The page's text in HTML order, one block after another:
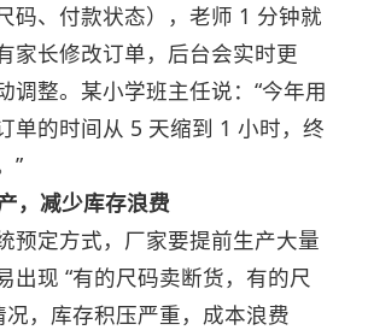
码、付款状态），老师 1 分钟就
家长修改订单，后台会实时更
调整。某小学班主任说：“今年用
单的时间从 5 天缩到 1 小时，终
”
，减少库存浪费
预定方式，厂家要提前生产大量
出现 “有的尺码卖断货，有的尺
况，库存积压严重，成本浪费